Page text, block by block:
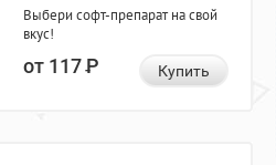
Выбери софт-препарат на свой
вкус!
от 117Р Купить